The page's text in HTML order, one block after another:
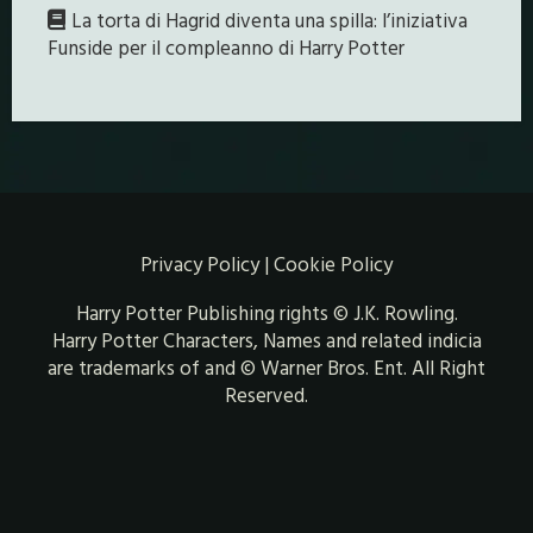
La torta di Hagrid diventa una spilla: l’iniziativa
Funside per il compleanno di Harry Potter
Privacy Policy| Cookie Policy
Harry Potter Publishing rights © J.K. Rowling.
Harry Potter Characters, Names and related indicia
are trademarks of and © Warner Bros. Ent. All Right
Reserved.